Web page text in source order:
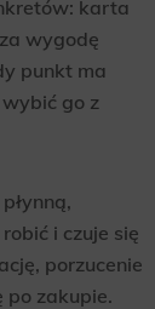
karta
wygodę
punkt ma
go z
i czuje się
porzucenie
po zakupie.